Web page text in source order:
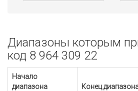
Диапазоны которым
код 8 964 309 22
Начало
диапазона
Конец